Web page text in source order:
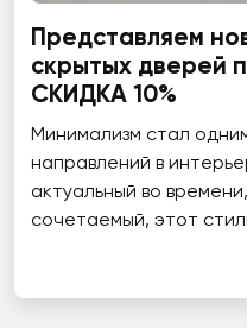
Представляем
скрытых дверей
СКИДКА 10%
Минимализм стал
направлений в
актуальный во
сочетаемый, этот